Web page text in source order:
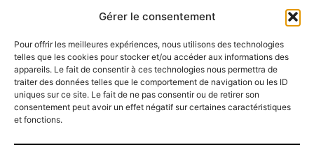
Gérer le consentement
Pour offrir les meilleures expériences, nous utilisons des technologies
telles que les cookies pour stocker et/ou accéder aux informations des
appareils. Le fait de consentir à ces technologies nous permettra de
traiter des données telles que le comportement de navigation ou les ID
uniques sur ce site. Le fait de ne pas consentir ou de retirer son
consentement peut avoir un effet négatif sur certaines caractéristiques
et fonctions.
Gap (05)